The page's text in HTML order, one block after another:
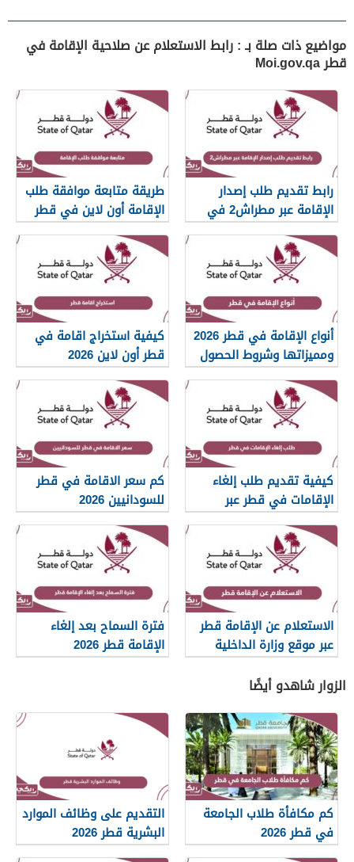
مواضيع ذات صلة بـ : رابط الاستعلام عن صلاحية الإقامة في
قطر Moi.gov.qa
رابط تقديم طلب إصدار
الإقامة عبر مطراش2 في
قطر
طريقة متابعة موافقة طلب
الإقامة أون لاين في قطر
2026
أنواع الإقامة في قطر 2026
ومميزاتها وشروط الحصول
عليها
كيفية استخراج اقامة في
قطر أون لاين 2026
كيفية تقديم طلب إلغاء
الإقامات في قطر عبر
مطراش2
كم سعر الاقامة في قطر
للسودانيين 2026
الاستعلام عن الإقامة قطر
عبر موقع وزارة الداخلية
2026
فترة السماح بعد إلغاء
الإقامة قطر 2026
الزوار شاهدو أيضًا
كم مكافأة طلاب الجامعة
في قطر 2026
التقديم على وظائف الموارد
البشرية قطر 2026